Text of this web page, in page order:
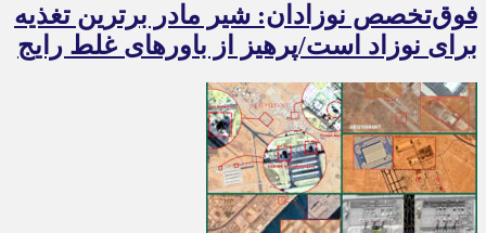
فوق‌تخصص نوزادان: شیر مادر برترین تغذیه
برای نوزاد است/پرهیز از باورهای غلط رایج